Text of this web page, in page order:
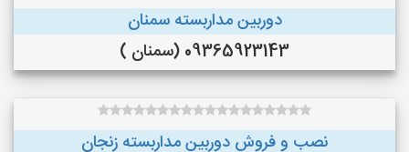
دوربین مداربسته سمنان
09365923143 (سمنان )
نصب و فروش دوربین مداربسته زنجان